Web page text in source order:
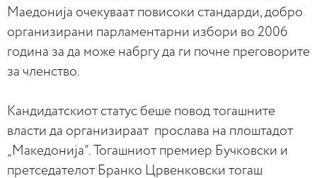
Маедонија очекуваат повисоки стандарди, добро
организирани парламентарни избори во 2006
година за да може набргу да ги почне преговорите
за членство.
Кандидатскиот статус беше повод тогашните
власти да организираат прослава на плоштадот
„Македонија“. Тогашниот премиер Бучковски и
претседателот Бранко Црвенковски тогаш